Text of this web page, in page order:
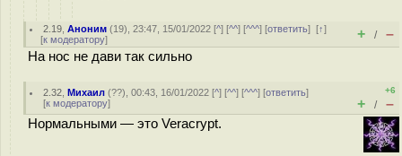
2.19 ,Аноним (19), 23:47, 15/01/2022 [^] [^^] [^^^] [ответить][↑]
[к модератору] + / –
На нос не дави так сильно
2.32 ,Михаил (??), 00:43, 16/01/2022 [^] [^^] [^^^] [ответить]
[к модератору]
+6
+ / –
Нормальными — это Veracrypt.